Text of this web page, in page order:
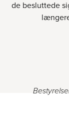
de besluttede